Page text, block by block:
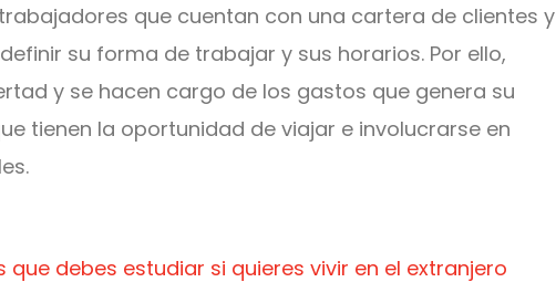
que cuentan con una cartera de clientes y
su forma de trabajar y sus horarios. Por ello,
y se hacen cargo de los gastos que genera su
tienen la oportunidad de viajar e involucrarse en
que debes estudiar si quieres vivir en el extranjero